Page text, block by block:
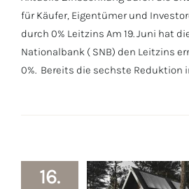
für Käufer, Eigentümer und
durch 0% Leitzins Am 19. Juni hat
Nationalbank ( SNB) den Leitzins
0%. Bereits die sechste Reduktion
16.